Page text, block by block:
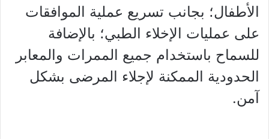
الأطفال؛ بجانب تسريع عملية الموافقات
على عمليات الإخلاء الطبي؛ بالإضافة
للسماح باستخدام جميع الممرات والمعابر
الحدودية الممكنة لإجلاء المرضى بشكل
آمن.